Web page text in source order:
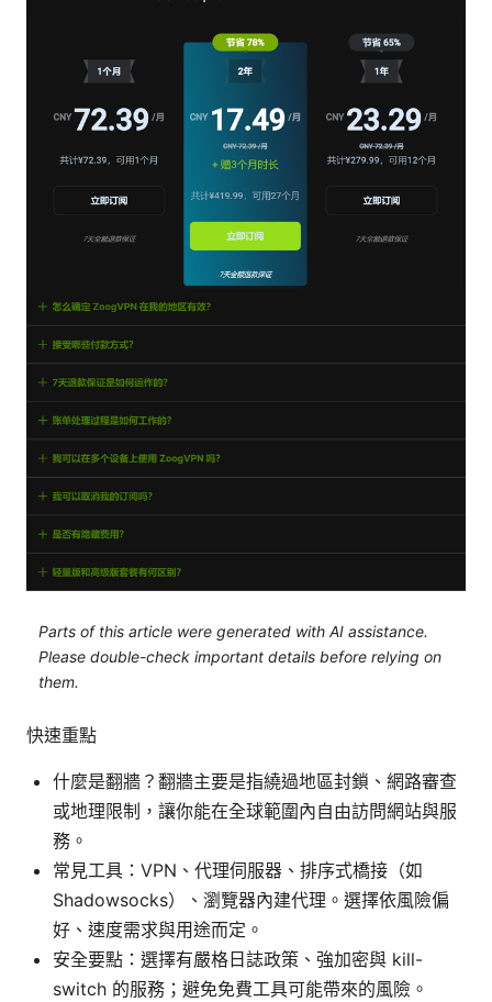
Parts of this article were generated with AI assistance.
Please double-check important details before relying on
them.
快速重點
什麼是翻牆？翻牆主要是指繞過地區封鎖、網路審查
或地理限制，讓你能在全球範圍內自由訪問網站與服
務。
常見工具：VPN、代理伺服器、排序式橋接（如
Shadowsocks）、瀏覽器內建代理。選擇依風險偏
好、速度需求與用途而定。
安全要點：選擇有嚴格日誌政策、強加密與 kill-
switch 的服務；避免免費工具可能帶來的風險。